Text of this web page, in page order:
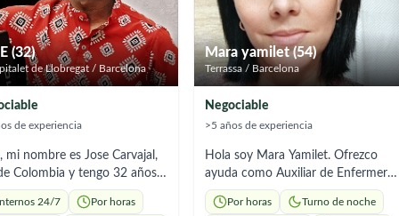
(32)
de Llobregat / Barcelona
de experiencia
mi nombre es Jose Carvajal,
Colombia y tengo 32 años.
me encuentro en
con el objetivo de iniciar
24/7 Por horas
Mara yamilet (54)
Terrassa / Barcelona
Negociable
>5 años de experiencia
Hola soy Mara Yamilet. Ofrezco
ayuda como Auxiliar de Enfermería
especializada en Geriatría. Cuento
con más de 18 años de experiencia
Por horas Turno de noche